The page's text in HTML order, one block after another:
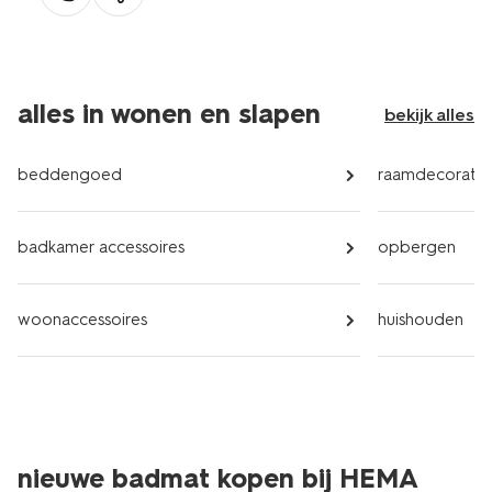
alles in wonen en slapen bekijk alles
beddengoed
badkamer accessoires
woonaccessoires
raamdecoratie
opbergen
huishouden
nieuwe badmat kopen bij HEMA